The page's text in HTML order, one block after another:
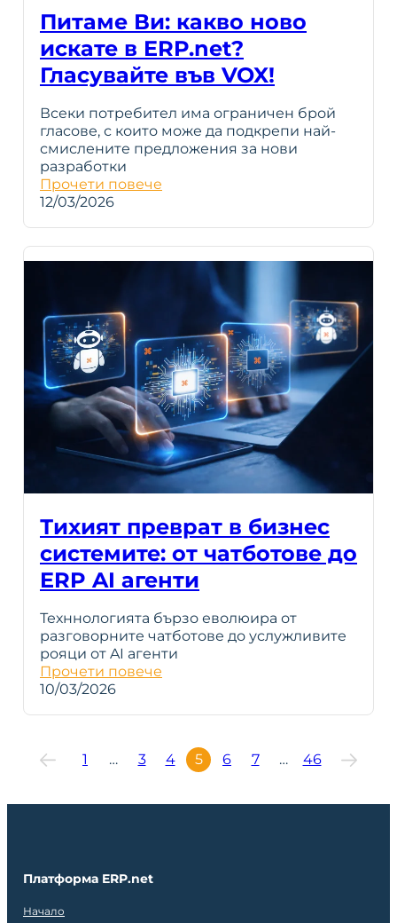
Питаме Ви: какво ново
искате в ERP.net?
Гласувайте във VOX!
Всеки потребител има ограничен брой
гласове, с които може да подкрепи най-
смислените предложения за нови
разработки
Прочети повече
12/03/2026
Тихият преврат в бизнес
системите: от чатботове до
ERP AI агенти
Техннологията бързо еволюира от
разговорните чатботове до услужливите
рояци от AI агенти
Прочети повече
10/03/2026
1 … 3 4 5 6 7 … 46
Платформа ERP.net
Начало